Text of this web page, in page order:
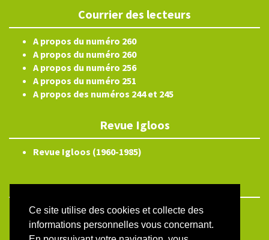
Ce site utilise des cookies et collecte des
informations personnelles vous concernant.
Courrier des lecteurs
A propos du numéro 260
A propos du numéro 260
A propos du numéro 256
A propos du numéro 251
A propos des numéros 244 et 245
Revue Igloos
Revue Igloos (1960-1985)
ISSN électronique 2804-3359
Plan du site